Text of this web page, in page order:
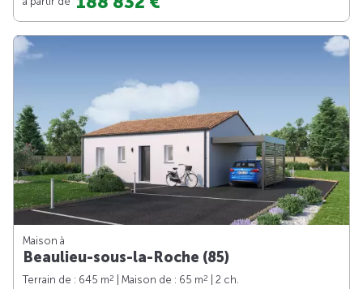
Maison à
Beaulieu-sous-la-Roche (85)
Terrain de : 645 m2 | Maison de : 65 m2
| 2 ch.